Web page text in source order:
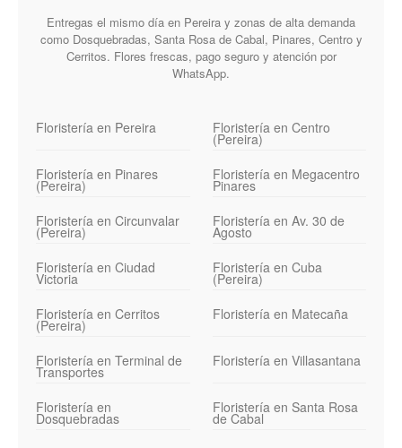
Entregas el mismo día en Pereira y zonas de alta demanda
como Dosquebradas, Santa Rosa de Cabal, Pinares, Centro y
Cerritos. Flores frescas, pago seguro y atención por
WhatsApp.
Floristería en Pereira Floristería en Centro
(Pereira)
Floristería en Pinares
(Pereira)
Floristería en Megacentro
Pinares
Floristería en Circunvalar
(Pereira)
Floristería en Av. 30 de
Agosto
Floristería en Ciudad
Victoria
Floristería en Cuba
(Pereira)
Floristería en Cerritos
(Pereira)
Floristería en Matecaña
Floristería en Terminal de
Transportes
Floristería en Villasantana
Floristería en
Dosquebradas
Floristería en Santa Rosa
de Cabal